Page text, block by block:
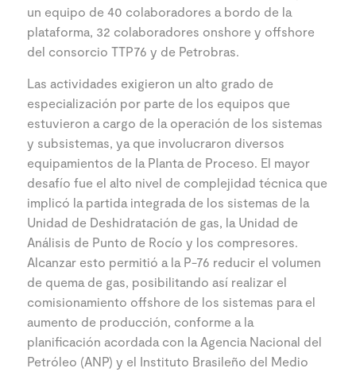
un equipo de 40 colaboradores a bordo de la
plataforma, 32 colaboradores onshore y offshore
del consorcio TTP76 y de Petrobras.
Las actividades exigieron un alto grado de
especialización por parte de los equipos que
estuvieron a cargo de la operación de los sistemas
y subsistemas, ya que involucraron diversos
equipamientos de la Planta de Proceso. El mayor
desafío fue el alto nivel de complejidad técnica que
implicó la partida integrada de los sistemas de la
Unidad de Deshidratación de gas, la Unidad de
Análisis de Punto de Rocío y los compresores.
Alcanzar esto permitió a la P-76 reducir el volumen
de quema de gas, posibilitando así realizar el
comisionamiento offshore de los sistemas para el
aumento de producción, conforme a la
planificación acordada con la Agencia Nacional del
Petróleo (ANP) y el Instituto Brasileño del Medio